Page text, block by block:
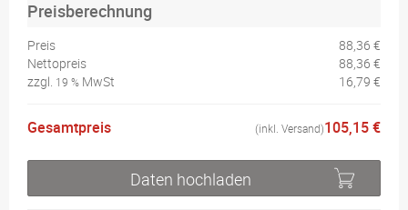
Preisberechnung
Preis
88,36 €
Nettopreis
88,36 €
zzgl. 19 % MwSt 16,79 €
Gesamtpreis 105,15 €
(inkl. Versand)
Daten hochladen